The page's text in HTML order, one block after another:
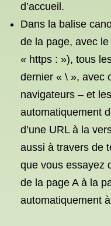
d’accueil.
Dans la balise
de la page, avec
« https : »), tous
dernier « \ », avec
navigateurs – et
automatiquement
d’une URL à la
aussi à travers de
que vous essayez
de la page A à la
automatiquement